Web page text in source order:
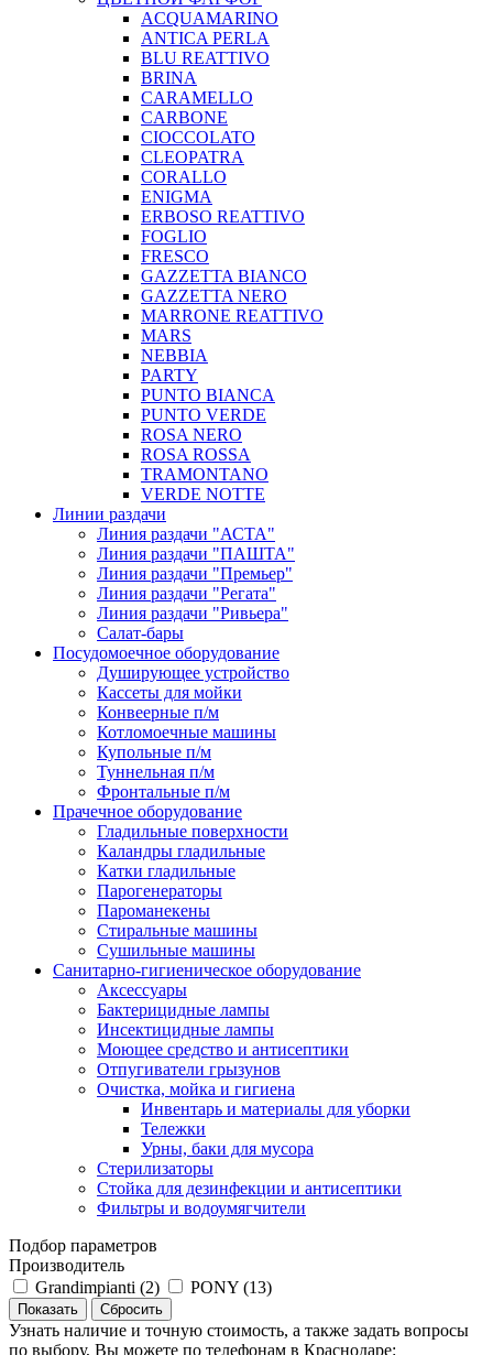
ACQUAMARINO
ANTICA PERLA
BLU REATTIVO
BRINA
CARAMELLO
CARBONE
CIOCCOLATO
CLEOPATRA
CORALLO
ENIGMA
ERBOSO REATTIVO
FOGLIO
FRESCO
GAZZETTA BIANCO
GAZZETTA NERO
MARRONE REATTIVO
MARS
NEBBIA
PARTY
PUNTO BIANCA
PUNTO VERDE
ROSA NERO
ROSA ROSSA
TRAMONTANO
VERDE NOTTE
Линии раздачи
Линия раздачи "АСТА"
Линия раздачи "ПАШТА"
Линия раздачи "Премьер"
Линия раздачи "Регата"
Линия раздачи "Ривьера"
Салат-бары
Посудомоечное оборудование
Душирующее устройство
Кассеты для мойки
Конвеерные п/м
Котломоечные машины
Купольные п/м
Туннельная п/м
Фронтальные п/м
Прачечное оборудование
Гладильные поверхности
Каландры гладильные
Катки гладильные
Парогенераторы
Пароманекены
Стиральные машины
Сушильные машины
Санитарно-гигиеническое оборудование
Аксессуары
Бактерицидные лампы
Инсектицидные лампы
Моющее средство и антисептики
Отпугиватели грызунов
Очистка, мойка и гигиена
Инвентарь и материалы для уборки
Тележки
Урны, баки для мусора
Стерилизаторы
Стойка для дезинфекции и антисептики
Фильтры и водоумягчители
Подбор параметров
Производитель
Grandimpianti (2) PONY (13)
Узнать наличие и точную стоимость, а также задать вопросы
по выбору, Вы можете по телефонам в Краснодаре: